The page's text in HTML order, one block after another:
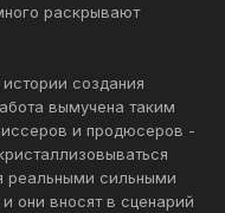
раскрывают
создания
вымучена таким
и продюсеров -
реальными сильными
они вносят в сценарий